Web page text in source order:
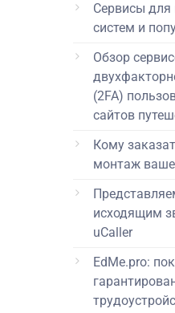
Сервисы для
систем и
Обзор
(2FA)
сайтов
Кому
монтаж
исходящим
uCaller
EdMe.pro: